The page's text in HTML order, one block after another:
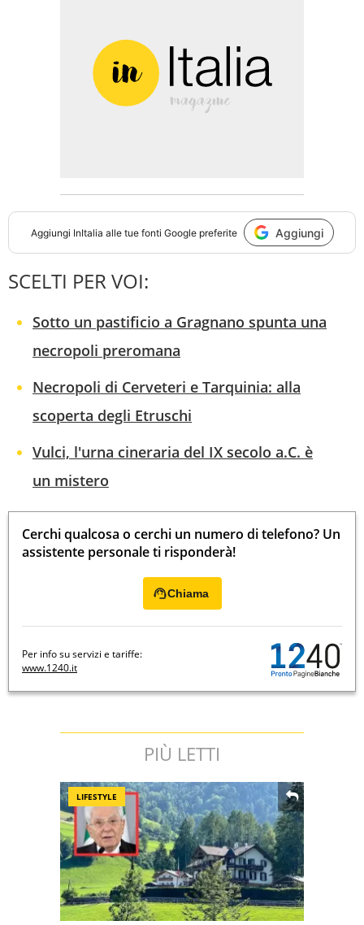
Aggiungi InItalia alle tue fonti Google preferite Aggiungi
SCELTI PER VOI:
Sotto un pastificio a Gragnano spunta una
necropoli preromana
Necropoli di Cerveteri e Tarquinia: alla
scoperta degli Etruschi
Vulci, l'urna cineraria del IX secolo a.C. è
un mistero
Cerchi qualcosa o cerchi un numero di telefono? Un
assistente personale ti risponderà!
Chiama
Per info su servizi e tariffe:
www.1240.it
PIÙ LETTI
LIFESTYLE